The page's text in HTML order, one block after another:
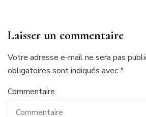
Laisser un commentaire
Votre adresse e-mail ne sera pas
obligatoires sont indiqués avec*
Commentaire